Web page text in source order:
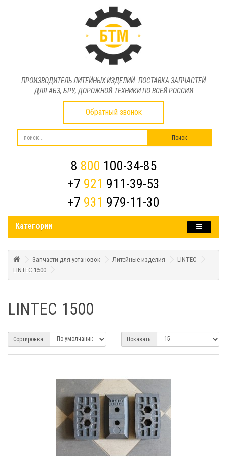
ПРОИЗВОДИТЕЛЬ ЛИТЕЙНЫХ ИЗДЕЛИЙ. ПОСТАВКА ЗАПЧАСТЕЙ
ДЛЯ АБЗ, БРУ, ДОРОЖНОЙ ТЕХНИКИ ПО ВСЕЙ РОССИИ
Обратный звонок
8 800 100-34-85
+7 921 911-39-53
+7 931 979-11-30
Категории
Запчасти для установок Литейные изделия
LINTEC
LINTEC 1500
LINTEC 1500
Сортировка: Показать: